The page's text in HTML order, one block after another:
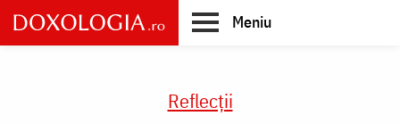
Skip
to
main
Meniu
Reflecții